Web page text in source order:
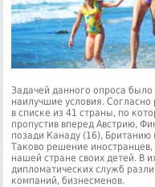
Задачей данного опроса
наилучшие условия.
в списке из 41 страны, по
пропустив вперед Австрию,
позади Канаду (16),
Таково решение
нашей стране своих детей. В
дипломатических служб
компаний, бизнесменов.